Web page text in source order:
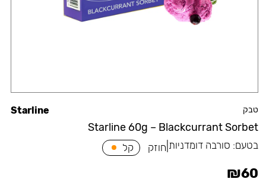
טבק
Starline 60g – Blackcurrant Sorbet
Starline
בטעם: סורבה דומדניות חוזק קל
₪60